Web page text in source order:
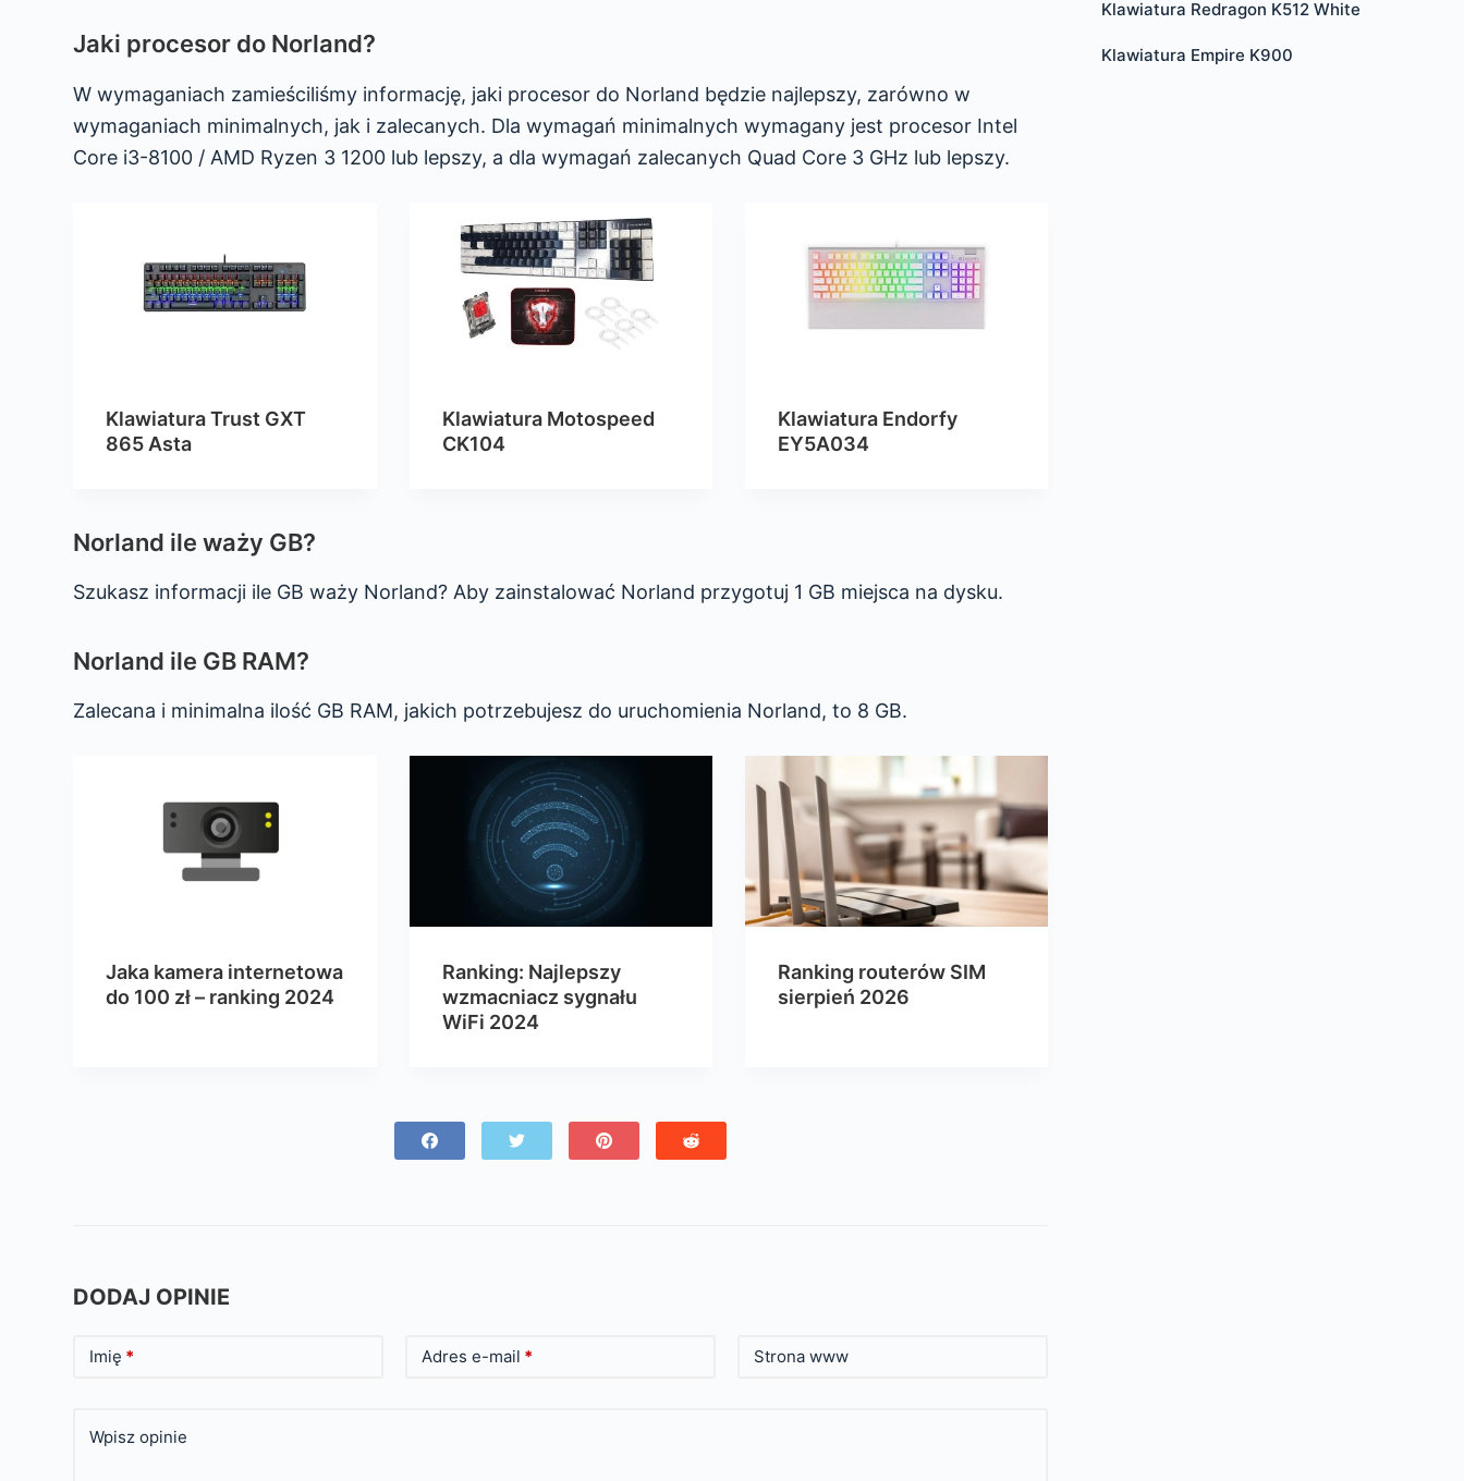
Jaki procesor do Norland?
W wymaganiach zamieściliśmy informację, jaki procesor do Norland będzie najlepszy, zarówno w
wymaganiach minimalnych, jak i zalecanych. Dla wymagań minimalnych wymagany jest procesor Intel
Core i3-8100 / AMD Ryzen 3 1200 lub lepszy, a dla wymagań zalecanych Quad Core 3 GHz lub lepszy.
Klawiatura Trust GXT
865 Asta
Klawiatura Motospeed
CK104
Klawiatura Endorfy
EY5A034
Norland ile waży GB?
Szukasz informacji ile GB waży Norland? Aby zainstalować Norland przygotuj 1 GB miejsca na dysku.
Norland ile GB RAM?
Zalecana i minimalna ilość GB RAM, jakich potrzebujesz do uruchomienia Norland, to 8 GB.
Jaka kamera internetowa
do 100 zł – ranking 2024
Ranking: Najlepszy
wzmacniacz sygnału
WiFi 2024
Ranking routerów SIM
sierpień 2026
DODAJ OPINIE
Imię * Adres e-mail * Strona www
Wpisz opinie
Klawiatura Redragon K512 White
Klawiatura Empire K900